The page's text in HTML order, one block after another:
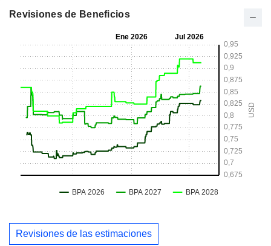
Revisiones de Beneficios
Revisiones de las estimaciones